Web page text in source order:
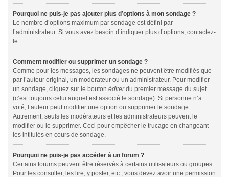
Pourquoi ne puis-je pas ajouter plus d’options à mon sondage ?
Le nombre d’options maximum par sondage est défini par
l’administrateur. Si vous avez besoin d’indiquer plus d’options, contactez-
le.
Comment modifier ou supprimer un sondage ?
Comme pour les messages, les sondages ne peuvent être modifiés que
par l’auteur original, un modérateur ou un administrateur. Pour modifier
un sondage, cliquez sur le bouton éditerdu premier message du sujet
(c’est toujours celui auquel est associé le sondage). Si personne n’a
voté, l’auteur peut modifier une option ou supprimer le sondage.
Autrement, seuls les modérateurs et les administrateurs peuvent le
modifier ou le supprimer. Ceci pour empêcher le trucage en changeant
les intitulés en cours de sondage.
Pourquoi ne puis-je pas accéder à un forum ?
Certains forums peuvent être réservés à certains utilisateurs ou groupes.
Pour les consulter, les lire, y poster, etc., vous devez avoir une permission